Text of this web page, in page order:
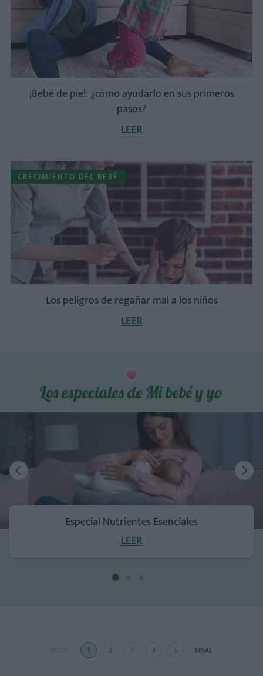
Los especiales de Mi bebé y yo
Especial Nutrientes Esenciales
LEER
¡Bebé de pie!: ¿cómo ayudarlo en sus primeros
pasos?
LEER
CRECIMIENTO DEL BEBÉ
Los peligros de regañar mal a los niños
LEER
1 2 3 4 5 FINAL